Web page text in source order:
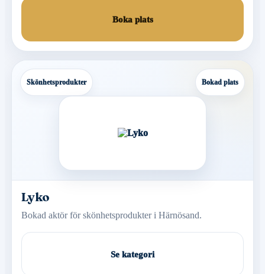
Boka plats
Skönhetsprodukter Bokad plats
Lyko
Bokad aktör för skönhetsprodukter i Härnösand.
Se kategori